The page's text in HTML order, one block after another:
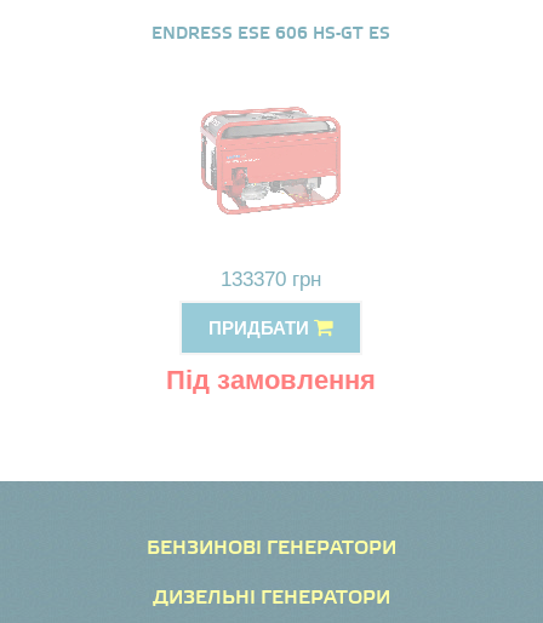
ENDRESS ESE 606 HS-GT ES
133370 грн
ПРИДБАТИ
Під замовлення
БЕНЗИНОВІ ГЕНЕРАТОРИ
ДИЗЕЛЬНІ ГЕНЕРАТОРИ